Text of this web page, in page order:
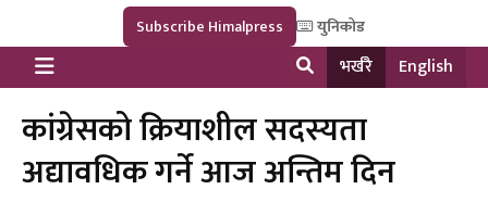
Subscribe Himalpress युनिकोड
भर्खरै English
कांग्रेसको क्रियाशील सदस्यता
अद्यावधिक गर्ने आज अन्तिम दिन